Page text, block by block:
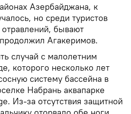
Азербайджана, к
но среди туристов
бывают
Агакеримов.
случай с малолетним
которого несколько лет
систему бассейна в
Набрань аквапарке
Из-за отсутствия защитной